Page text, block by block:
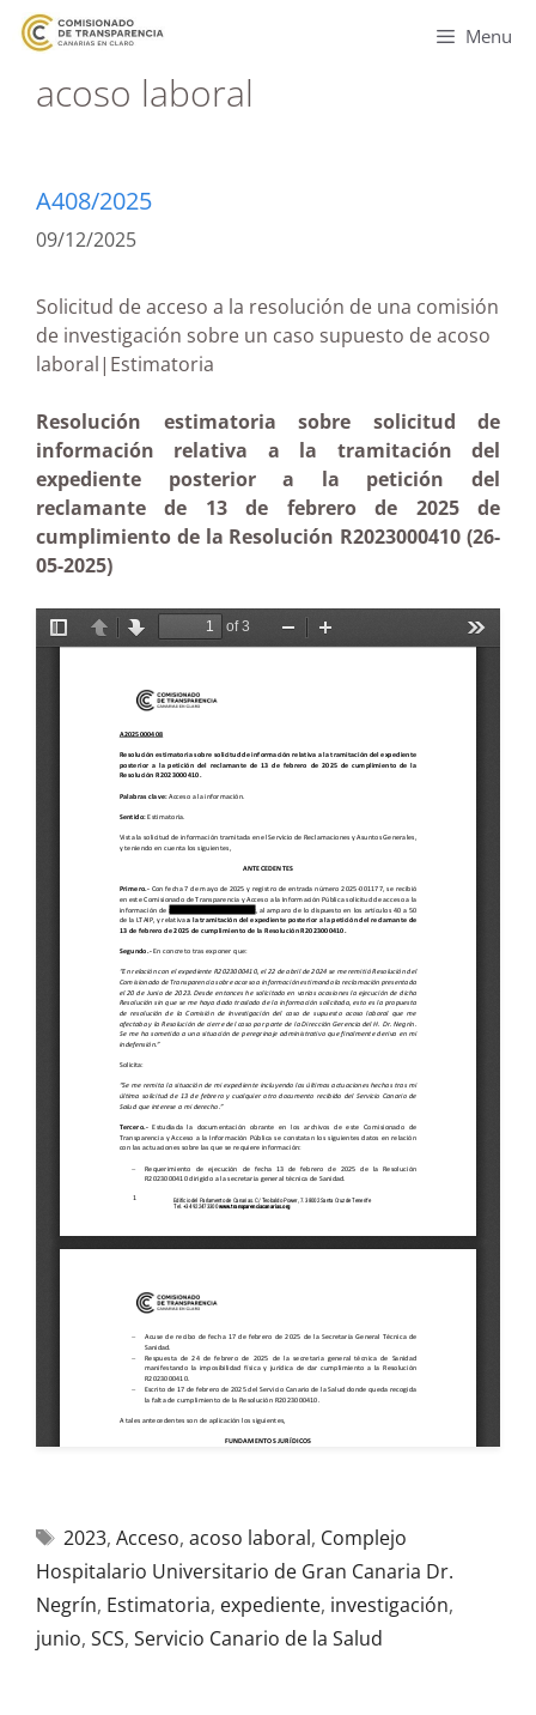
Menu
acoso laboral
A408/2025
09/12/2025
Solicitud de acceso a la resolución de una comisión
de investigación sobre un caso supuesto de acoso
laboral|Estimatoria
Resolución estimatoria sobre solicitud de
información relativa a la tramitación del
expediente posterior a la petición del
reclamante de 13 de febrero de 2025 de
cumplimiento de la Resolución R2023000410 (26-
05-2025)
2023, Acceso, acoso laboral, Complejo
Hospitalario Universitario de Gran Canaria Dr.
Negrín, Estimatoria, expediente, investigación,
junio, SCS, Servicio Canario de la Salud